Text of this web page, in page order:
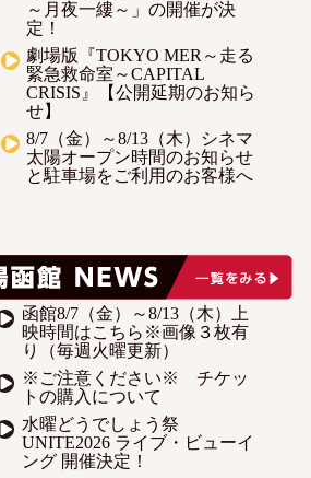
～月夜一縷～」の開催が決
定！
劇場版『TOKYO MER～走る
緊急救命室～CAPITAL
CRISIS』【公開延期のお知ら
せ】
8/7（金）～8/13（木）シネマ
太陽オープン時間のお知らせ
と駐車場をご利用のお客様へ
函館8/7（金）～8/13（木）上
映時間はこちら※画像３枚有
り（毎週火曜更新）
※ご注意ください※ チケッ
トの購入について
水曜どうでしょう祭
UNITE2026 ライブ・ビューイ
ング 開催決定！